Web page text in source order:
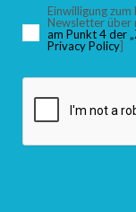
Einwilligung
Newsletter über
am Punkt 4 der
Privacy Policy]